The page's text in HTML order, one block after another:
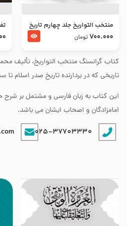
کتاب گرانسنگ منتخب التواريخ، تألیف
تاریخی که در بردارنده تاریخ صدر اسلام
این کتاب به زبان فارسی و مشتمل بر شرح
امامزادگان و اصحاب ایشان می باشد.
025-37703330
منتخب التواریخ جلد چهارم تاریخ
امام زین العابدین و امام محمد
700.000 تومان